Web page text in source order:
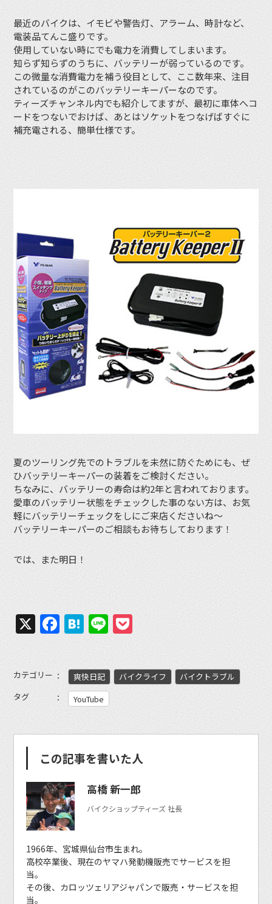
最近のバイクは、イモビや警告灯、アラーム、時計など、
電装品てんこ盛りです。
使用していない時にでも電力を消費してしまいます。
知らず知らずのうちに、バッテリーが弱っているのです。
この微量な消費電力を補う役目として、ここ数年来、注目
されているのがこのバッテリーキーパーなのです。
ティーズチャンネル内でも紹介してますが、最初に車体へコ
ードをつないでおけば、あとはソケットをつなげばすぐに
補充電される、簡単仕様です。
夏のツーリング先でのトラブルを未然に防ぐためにも、ぜ
ひバッテリーキーパーの装着をご検討ください。
ちなみに、バッテリーの寿命は約2年と言われております。
愛車のバッテリー状態をチェックした事のない方は、お気
軽にバッテリーチェックをしにご来店くださいね〜
バッテリーキーパーのご相談もお待ちしております！
では、また明日！
X Facebook
Hatena
Line
カテゴリー 爽快日記 バイクライフ
バイクトラブル
タグ
YouTube
この記事を書いた人
高橋 新一郎
バイクショップティーズ 社長
1966年、宮城県仙台市生まれ。
高校卒業後、現在のヤマハ発動機販売でサービスを担
当。
その後、カロッツェリアジャパンで販売・サービスを担
当。